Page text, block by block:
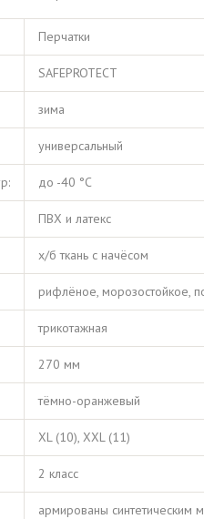
Перчатки
SAFEPROTECT
зима
универсальный
до -40 °С
ПВХ и латекс
х/б ткань с начёсом
рифлёное, морозостойкое,
трикотажная
270 мм
тёмно-оранжевый
XL (10), XXL (11)
2 класс
армированы синтетическим